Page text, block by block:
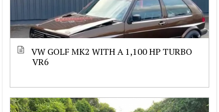
VW GOLF MK2 WITH A 1,100 HP TURBO
VR6